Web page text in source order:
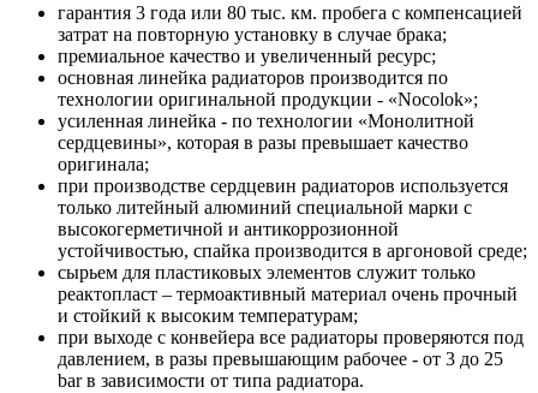
гарантия 3 года или 80 тыс. км. пробега с компенсацией
затрат на повторную установку в случае брака;
премиальное качество и увеличенный ресурс;
основная линейка радиаторов производится по
технологии оригинальной продукции - «Nocolok»;
усиленная линейка - по технологии «Монолитной
сердцевины», которая в разы превышает качество
оригинала;
при производстве сердцевин радиаторов используется
только литейный алюминий специальной марки с
высокогерметичной и антикоррозионной
устойчивостью, спайка производится в аргоновой среде;
сырьем для пластиковых элементов служит только
реактопласт – термоактивный материал очень прочный
и стойкий к высоким температурам;
при выходе с конвейера все радиаторы проверяются под
давлением, в разы превышающим рабочее - от 3 до 25
bar в зависимости от типа радиатора.